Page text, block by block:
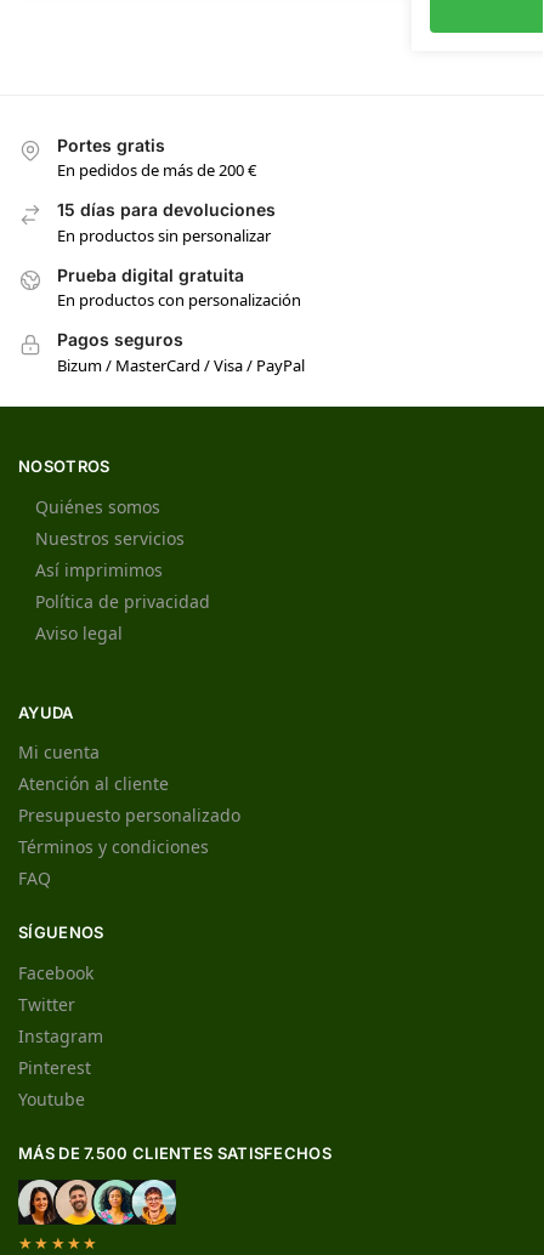
Portes gratis
En pedidos de más de 200 €
15 días para devoluciones
En productos sin personalizar
Prueba digital gratuita
En productos con personalización
Pagos seguros
Bizum / MasterCard / Visa / PayPal
NOSOTROS
Quiénes somos
Nuestros servicios
Así imprimimos
Política de privacidad
Aviso legal
AYUDA
Mi cuenta
Atención al cliente
Presupuesto personalizado
Términos y condiciones
FAQ
SÍGUENOS
Facebook
Twitter
Instagram
Pinterest
Youtube
MÁS DE 7.500 CLIENTES SATISFECHOS
★★★★★